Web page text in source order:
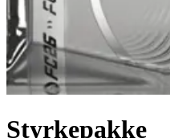
Styrkepakke